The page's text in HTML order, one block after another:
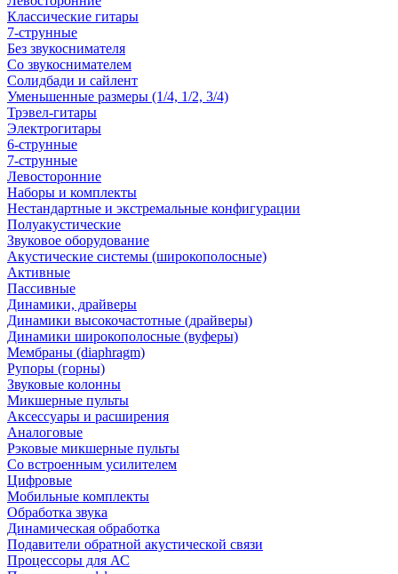
Классические гитары
7-струнные
Без звукоснимателя
Со звукоснимателем
Солидбади и сайлент
Уменьшенные размеры (1/4, 1/2, 3/4)
Трэвел-гитары
Электрогитары
6-струнные
7-струнные
Левосторонние
Наборы и комплекты
Нестандартные и экстремальные конфигурации
Полуакустические
Звуковое оборудование
Акустические системы (широкополосные)
Активные
Пассивные
Динамики, драйверы
Динамики высокочастотные (драйверы)
Динамики широкополосные (вуферы)
Мембраны (diaphragm)
Рупоры (горны)
Звуковые колонны
Микшерные пульты
Аксессуары и расширения
Аналоговые
Рэковые микшерные пульты
Со встроенным усилителем
Цифровые
Мобильные комплекты
Обработка звука
Динамическая обработка
Подавители обратной акустической связи
Процессоры для АС